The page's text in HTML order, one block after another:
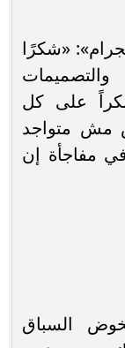
«شكرًا
على كل
مش متواجد
مفاجأة إن
السباق